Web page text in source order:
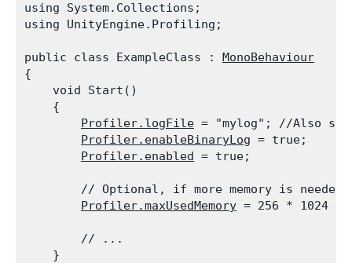
using System.Collections;
using UnityEngine.Profiling;
public class ExampleClass : MonoBehaviour
{
    void Start()
    {
Profiler.logFile = "mylog"; //Also
Profiler.enableBinaryLog = true;
Profiler.enabled = true;
// Optional, if more memory is needed
Profiler.maxUsedMemory = 256 * 1024 *
        // ...
    }